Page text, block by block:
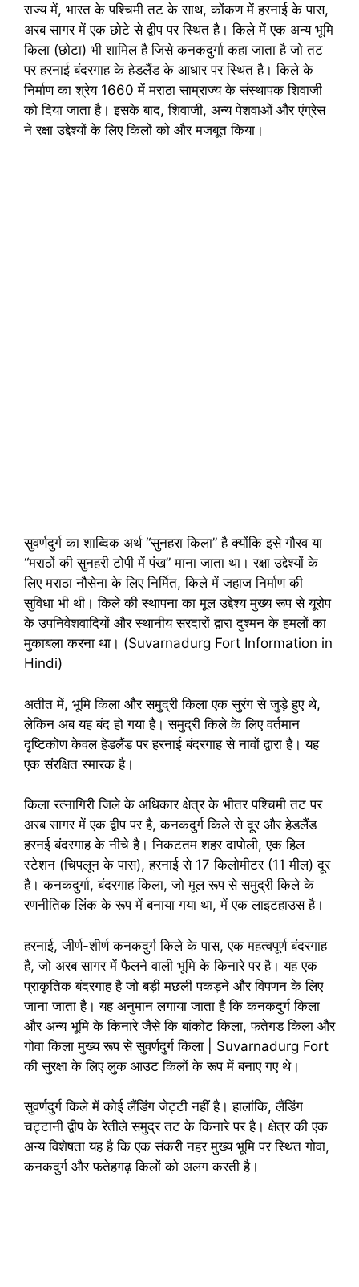
राज्य में, भारत के पश्चिमी तट के साथ, कोंकण में हरनाई के पास,
अरब सागर में एक छोटे से द्वीप पर स्थित है। किले में एक अन्य भूमि
किला (छोटा) भी शामिल है जिसे कनकदुर्गा कहा जाता है जो तट
पर हरनाई बंदरगाह के हेडलैंड के आधार पर स्थित है। किले के
निर्माण का श्रेय 1660 में मराठा साम्राज्य के संस्थापक शिवाजी
को दिया जाता है। इसके बाद, शिवाजी, अन्य पेशवाओं और एंग्रेस
ने रक्षा उद्देश्यों के लिए किलों को और मजबूत किया।
सुवर्णदुर्ग का शाब्दिक अर्थ “सुनहरा किला” है क्योंकि इसे गौरव या
“मराठों की सुनहरी टोपी में पंख” माना जाता था। रक्षा उद्देश्यों के
लिए मराठा नौसेना के लिए निर्मित, किले में जहाज निर्माण की
सुविधा भी थी। किले की स्थापना का मूल उद्देश्य मुख्य रूप से यूरोप
के उपनिवेशवादियों और स्थानीय सरदारों द्वारा दुश्मन के हमलों का
मुकाबला करना था। (Suvarnadurg Fort Information in
Hindi)
अतीत में, भूमि किला और समुद्री किला एक सुरंग से जुड़े हुए थे,
लेकिन अब यह बंद हो गया है। समुद्री किले के लिए वर्तमान
दृष्टिकोण केवल हेडलैंड पर हरनाई बंदरगाह से नावों द्वारा है। यह
एक संरक्षित स्मारक है।
किला रत्नागिरी जिले के अधिकार क्षेत्र के भीतर पश्चिमी तट पर
अरब सागर में एक द्वीप पर है, कनकदुर्ग किले से दूर और हेडलैंड
हरनई बंदरगाह के नीचे है। निकटतम शहर दापोली, एक हिल
स्टेशन (चिपलून के पास), हरनाई से 17 किलोमीटर (11 मील) दूर
है। कनकदुर्गा, बंदरगाह किला, जो मूल रूप से समुद्री किले के
रणनीतिक लिंक के रूप में बनाया गया था, में एक लाइटहाउस है।
हरनाई, जीर्ण-शीर्ण कनकदुर्ग किले के पास, एक महत्वपूर्ण बंदरगाह
है, जो अरब सागर में फैलने वाली भूमि के किनारे पर है। यह एक
प्राकृतिक बंदरगाह है जो बड़ी मछली पकड़ने और विपणन के लिए
जाना जाता है। यह अनुमान लगाया जाता है कि कनकदुर्ग किला
और अन्य भूमि के किनारे जैसे कि बांकोट किला, फतेगड किला और
गोवा किला मुख्य रूप से सुवर्णदुर्ग किला | Suvarnadurg Fort
की सुरक्षा के लिए लुक आउट किलों के रूप में बनाए गए थे।
सुवर्णदुर्ग किले में कोई लैंडिंग जेट्टी नहीं है। हालांकि, लैंडिंग
चट्टानी द्वीप के रेतीले समुद्र तट के किनारे पर है। क्षेत्र की एक
अन्य विशेषता यह है कि एक संकरी नहर मुख्य भूमि पर स्थित गोवा,
कनकदुर्ग और फतेहगढ़ किलों को अलग करती है।